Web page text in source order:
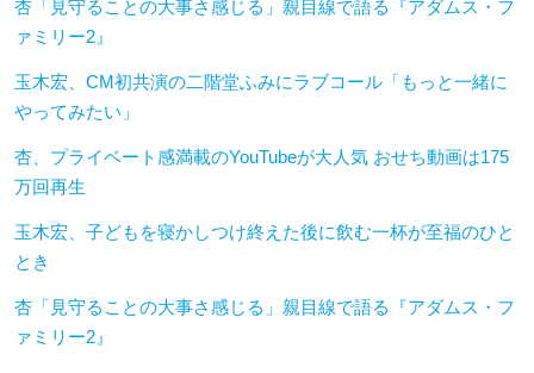
杏「見守ることの大事さ感じる」親目線で語る『アダムス・フ
ァミリー2』
玉木宏、CM初共演の二階堂ふみにラブコール「もっと一緒に
やってみたい」
杏、プライベート感満載のYouTubeが大人気 おせち動画は175
万回再生
玉木宏、子どもを寝かしつけ終えた後に飲む一杯が至福のひと
とき
杏「見守ることの大事さ感じる」親目線で語る『アダムス・フ
ァミリー2』